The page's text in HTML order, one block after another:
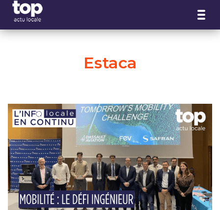
Estaca
Panneau de gestion des cookies